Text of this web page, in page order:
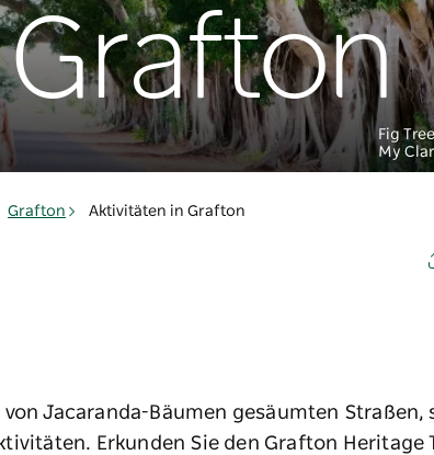
Fig
My
Grafton Aktivitäten in Grafton
Jacaranda-Bäumen gesäumten Straßen,
Erkunden Sie den Grafton Heritage